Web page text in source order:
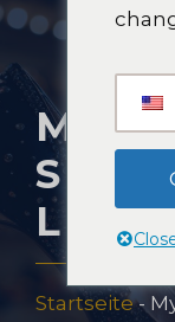
Startseite-